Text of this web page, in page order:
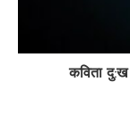
कविता